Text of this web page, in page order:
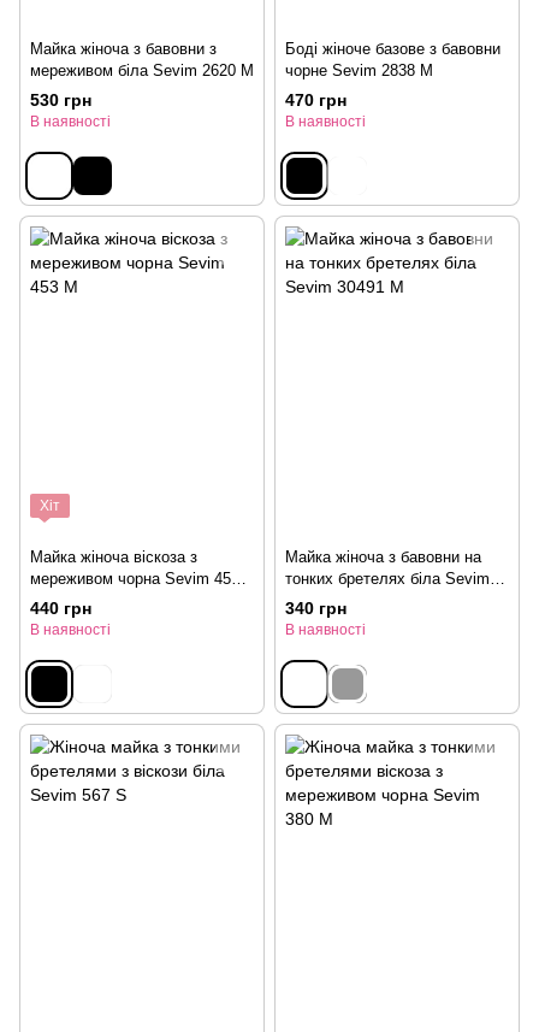
Майка жіноча з бавовни з
мереживом біла Sevim 2620 M
530 грн
В наявності
Боді жіноче базове з бавовни
чорне Sevim 2838 M
470 грн
В наявності
Хіт
Майка жіноча віскоза з
мереживом чорна Sevim 453
M
440 грн
В наявності
Майка жіноча з бавовни на
тонких бретелях біла Sevim
30491 M
340 грн
В наявності